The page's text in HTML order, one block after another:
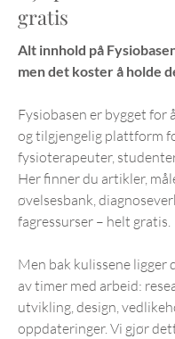
gratis
Alt innhold på
men det koster å holde
Fysiobasen er bygget for
og tilgjengelig plattform
fysioterapeuter,
Her finner du artikler,
øvelsesbank,
fagressurser – helt gratis.
Men bak kulissene ligger
av timer med arbeid:
utvikling, design,
oppdateringer. Vi gjør